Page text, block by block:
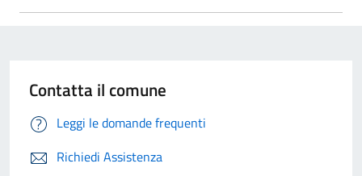
Contatta il comune
Leggi le domande frequenti
Richiedi Assistenza